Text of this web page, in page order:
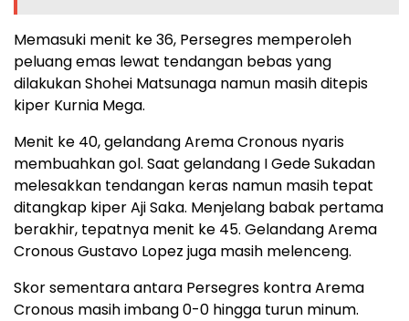
Memasuki menit ke 36, Persegres memperoleh
peluang emas lewat tendangan bebas yang
dilakukan Shohei Matsunaga namun masih ditepis
kiper Kurnia Mega.
Menit ke 40, gelandang Arema Cronous nyaris
membuahkan gol. Saat gelandang I Gede Sukadan
melesakkan tendangan keras namun masih tepat
ditangkap kiper Aji Saka. Menjelang babak pertama
berakhir, tepatnya menit ke 45. Gelandang Arema
Cronous Gustavo Lopez juga masih melenceng.
Skor sementara antara Persegres kontra Arema
Cronous masih imbang 0-0 hingga turun minum.